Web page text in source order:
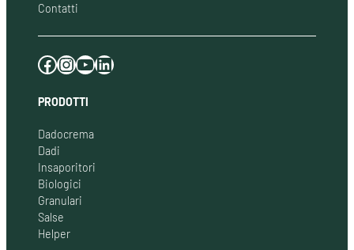
Contatti
Facebook Instagram YouTube LinkedIn
PRODOTTI
Dadocrema
Dadi
Insaporitori
Biologici
Granulari
Salse
Helper